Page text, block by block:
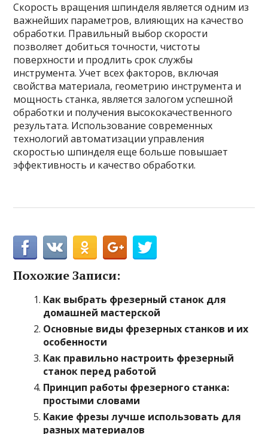
Скорость вращения шпинделя является одним из
важнейших параметров, влияющих на качество
обработки. Правильный выбор скорости
позволяет добиться точности, чистоты
поверхности и продлить срок службы
инструмента. Учет всех факторов, включая
свойства материала, геометрию инструмента и
мощность станка, является залогом успешной
обработки и получения высококачественного
результата. Использование современных
технологий автоматизации управления
скоростью шпинделя еще больше повышает
эффективность и качество обработки.
Похожие Записи:
Как выбрать фрезерный станок для
домашней мастерской
Основные виды фрезерных станков и их
особенности
Как правильно настроить фрезерный
станок перед работой
Принцип работы фрезерного станка:
простыми словами
Какие фрезы лучше использовать для
разных материалов